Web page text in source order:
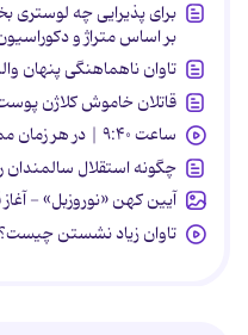
برای پذیرایی چه لوستری
بر اساس متراژ و
تاوان ناهماهنگی پنهان
قاتلان خاموش کلاژن
ساعت ۹:۴۰ | در هر زمان ممکن باید انتقامشان را پس بدهند
چگونه استقلال سالمندان
آیین کهن «نوروزبل» - آغاز قرن ۱۷
تاوان زیاد نشستن چیست؟